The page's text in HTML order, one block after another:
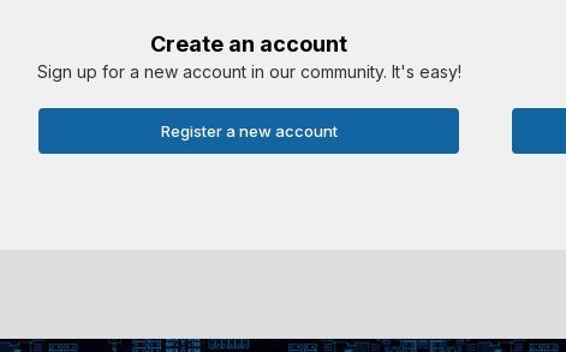
Create an account
Sign up for a new account in our community. It's easy!
Register a new account